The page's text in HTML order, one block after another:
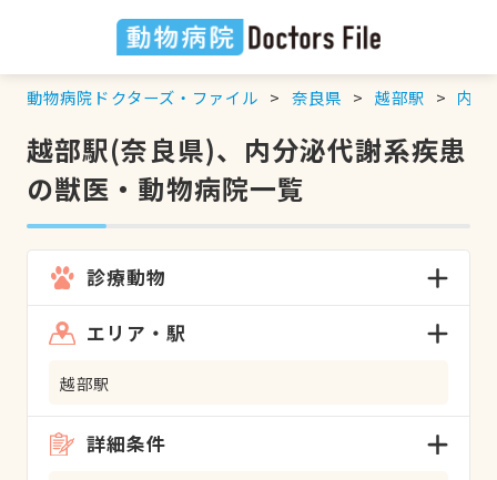
動物病院ドクターズ・ファイル 奈良県 越部駅 内分
越部駅(奈良県)、内分泌代謝系疾患
の獣医・動物病院一覧
診療動物
エリア・駅
越部駅
詳細条件